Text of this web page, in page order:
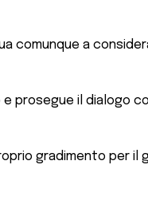
comunque a
prosegue il dialogo
gradimento per il